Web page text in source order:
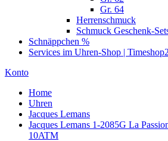
Gr. 64
Herrenschmuck
Schmuck Geschenk-
Schnäppchen %
Services im Uhren-Shop |
Konto
Home
Uhren
Jacques Lemans
Jacques Lemans 1-2085G La
10ATM